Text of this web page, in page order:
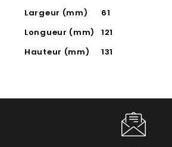
Largeur (mm)
61
Longueur (mm)
121
Hauteur (mm)
131